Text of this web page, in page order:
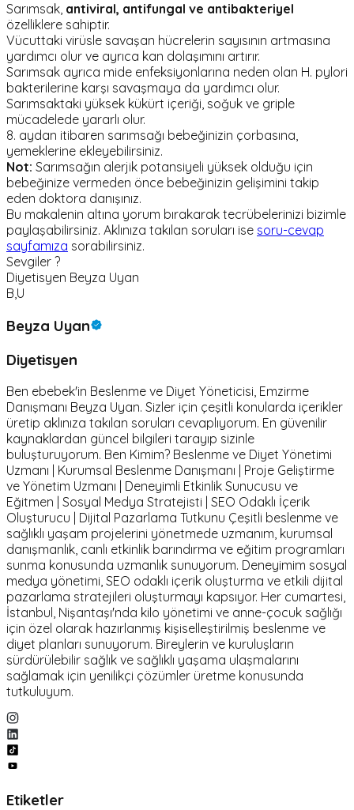
Sarımsak, antiviral, antifungal ve antibakteriyel
özelliklere sahiptir.
Vücuttaki virüsle savaşan hücrelerin sayısının artmasına
yardımcı olur ve ayrıca kan dolaşımını artırır.
Sarımsak ayrıca mide enfeksiyonlarına neden olan H. pylori
bakterilerine karşı savaşmaya da yardımcı olur.
Sarımsaktaki yüksek kükürt içeriği, soğuk ve griple
mücadelede yararlı olur.
8. aydan itibaren sarımsağı bebeğinizin çorbasına,
yemeklerine ekleyebilirsiniz.
Not: Sarımsağın alerjik potansiyeli yüksek olduğu için
bebeğinize vermeden önce bebeğinizin gelişimini takip
eden doktora danışınız.
Bu makalenin altına yorum bırakarak tecrübelerinizi bizimle
paylaşabilirsiniz. Aklınıza takılan soruları ise soru-cevap
sayfamıza sorabilirsiniz.
Sevgiler ?
Diyetisyen Beyza Uyan
B,U
Beyza Uyan
Diyetisyen
Ben ebebek'in Beslenme ve Diyet Yöneticisi, Emzirme
Danışmanı Beyza Uyan. Sizler için çeşitli konularda içerikler
üretip aklınıza takılan soruları cevaplıyorum. En güvenilir
kaynaklardan güncel bilgileri tarayıp sizinle
buluşturuyorum. Ben Kimim? Beslenme ve Diyet Yönetimi
Uzmanı | Kurumsal Beslenme Danışmanı | Proje Geliştirme
ve Yönetim Uzmanı | Deneyimli Etkinlik Sunucusu ve
Eğitmen | Sosyal Medya Stratejisti | SEO Odaklı İçerik
Oluşturucu | Dijital Pazarlama Tutkunu Çeşitli beslenme ve
sağlıklı yaşam projelerini yönetmede uzmanım, kurumsal
danışmanlık, canlı etkinlik barındırma ve eğitim programları
sunma konusunda uzmanlık sunuyorum. Deneyimim sosyal
medya yönetimi, SEO odaklı içerik oluşturma ve etkili dijital
pazarlama stratejileri oluşturmayı kapsıyor. Her cumartesi,
İstanbul, Nişantaşı'nda kilo yönetimi ve anne-çocuk sağlığı
için özel olarak hazırlanmış kişiselleştirilmiş beslenme ve
diyet planları sunuyorum. Bireylerin ve kuruluşların
sürdürülebilir sağlık ve sağlıklı yaşama ulaşmalarını
sağlamak için yenilikçi çözümler üretme konusunda
tutkuluyum.
Etiketler